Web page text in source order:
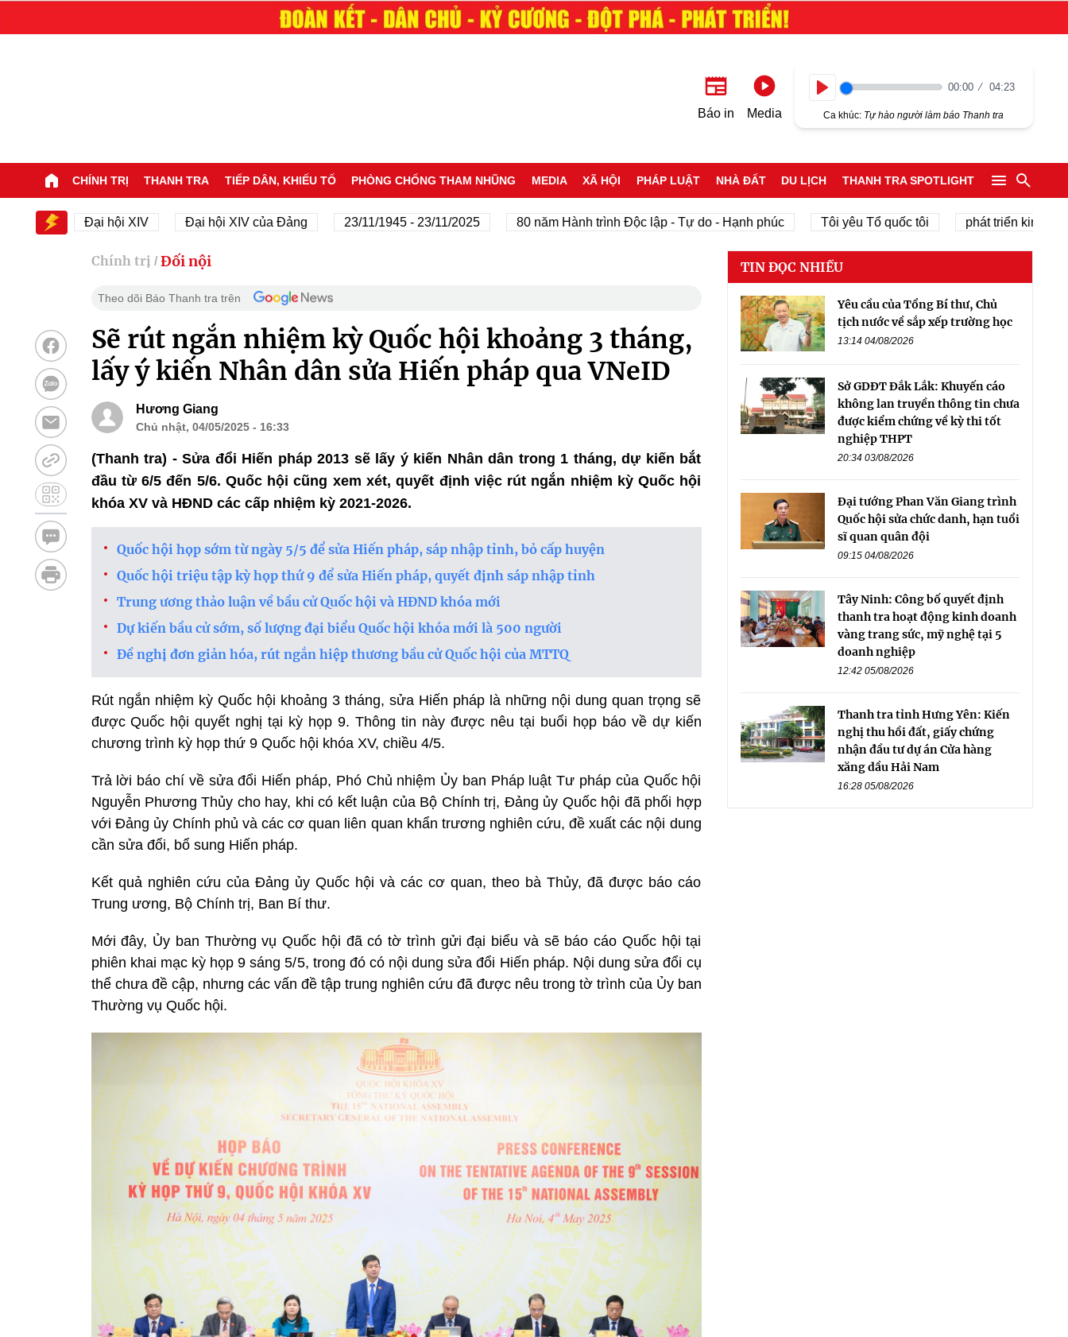
Báo in Media
00:00 04:23
Ca khúc: Tự hào người làm báo Thanh tra
CHÍNH TRỊ THANH TRA TIẾP DÂN, KHIẾU TỐ PHÒNG CHỐNG THAM NHŨNG MEDIA XÃ HỘI PHÁP LUẬT NHÀ ĐẤT DU LỊCH THANH TRA SPOTLIGHT
Đại hội XIV Đại hội XIV của Đảng 23/11/1945 - 23/11/2025 80 năm Hành trình Độc lập - Tự do - Hạnh phúc Tôi yêu Tổ quốc tôi phát triển kinh tế tư nhân
Chính trị / Đối nội
Theo dõi Báo Thanh tra trên
Sẽ rút ngắn nhiệm kỳ Quốc hội khoảng 3 tháng,
lấy ý kiến Nhân dân sửa Hiến pháp qua VNeID
Hương Giang
Chủ nhật, 04/05/2025 - 16:33
(Thanh tra) - Sửa đổi Hiến pháp 2013 sẽ lấy ý kiến Nhân dân trong 1 tháng, dự kiến bắt
đầu từ 6/5 đến 5/6. Quốc hội cũng xem xét, quyết định việc rút ngắn nhiệm kỳ Quốc hội
khóa XV và HĐND các cấp nhiệm kỳ 2021-2026.
Quốc hội họp sớm từ ngày 5/5 để sửa Hiến pháp, sáp nhập tỉnh, bỏ cấp huyện
Quốc hội triệu tập kỳ họp thứ 9 để sửa Hiến pháp, quyết định sáp nhập tỉnh
Trung ương thảo luận về bầu cử Quốc hội và HĐND khóa mới
Dự kiến bầu cử sớm, số lượng đại biểu Quốc hội khóa mới là 500 người
Đề nghị đơn giản hóa, rút ngắn hiệp thương bầu cử Quốc hội của MTTQ
Rút ngắn nhiệm kỳ Quốc hội khoảng 3 tháng, sửa Hiến pháp là những nội dung quan trọng sẽ
được Quốc hội quyết nghị tại kỳ họp 9. Thông tin này được nêu tại buổi họp báo về dự kiến
chương trình kỳ họp thứ 9 Quốc hội khóa XV, chiều 4/5.
Trả lời báo chí về sửa đổi Hiến pháp, Phó Chủ nhiệm Ủy ban Pháp luật Tư pháp của Quốc hội
Nguyễn Phương Thủy cho hay, khi có kết luận của Bộ Chính trị, Đảng ủy Quốc hội đã phối hợp
với Đảng ủy Chính phủ và các cơ quan liên quan khẩn trương nghiên cứu, đề xuất các nội dung
cần sửa đổi, bổ sung Hiến pháp.
Kết quả nghiên cứu của Đảng ủy Quốc hội và các cơ quan, theo bà Thủy, đã được báo cáo
Trung ương, Bộ Chính trị, Ban Bí thư.
Mới đây, Ủy ban Thường vụ Quốc hội đã có tờ trình gửi đại biểu và sẽ báo cáo Quốc hội tại
phiên khai mạc kỳ họp 9 sáng 5/5, trong đó có nội dung sửa đổi Hiến pháp. Nội dung sửa đổi cụ
thể chưa đề cập, nhưng các vấn đề tập trung nghiên cứu đã được nêu trong tờ trình của Ủy ban
Thường vụ Quốc hội.
TIN ĐỌC NHIỀU
Yêu cầu của Tổng Bí thư, Chủ
tịch nước về sắp xếp trường học
13:14 04/08/2026
Sở GDĐT Đắk Lắk: Khuyến cáo
không lan truyền thông tin chưa
được kiểm chứng về kỳ thi tốt
nghiệp THPT
20:34 03/08/2026
Đại tướng Phan Văn Giang trình
Quốc hội sửa chức danh, hạn tuổi
sĩ quan quân đội
09:15 04/08/2026
Tây Ninh: Công bố quyết định
thanh tra hoạt động kinh doanh
vàng trang sức, mỹ nghệ tại 5
doanh nghiệp
12:42 05/08/2026
Thanh tra tỉnh Hưng Yên: Kiến
nghị thu hồi đất, giấy chứng
nhận đầu tư dự án Cửa hàng
xăng dầu Hải Nam
16:28 05/08/2026